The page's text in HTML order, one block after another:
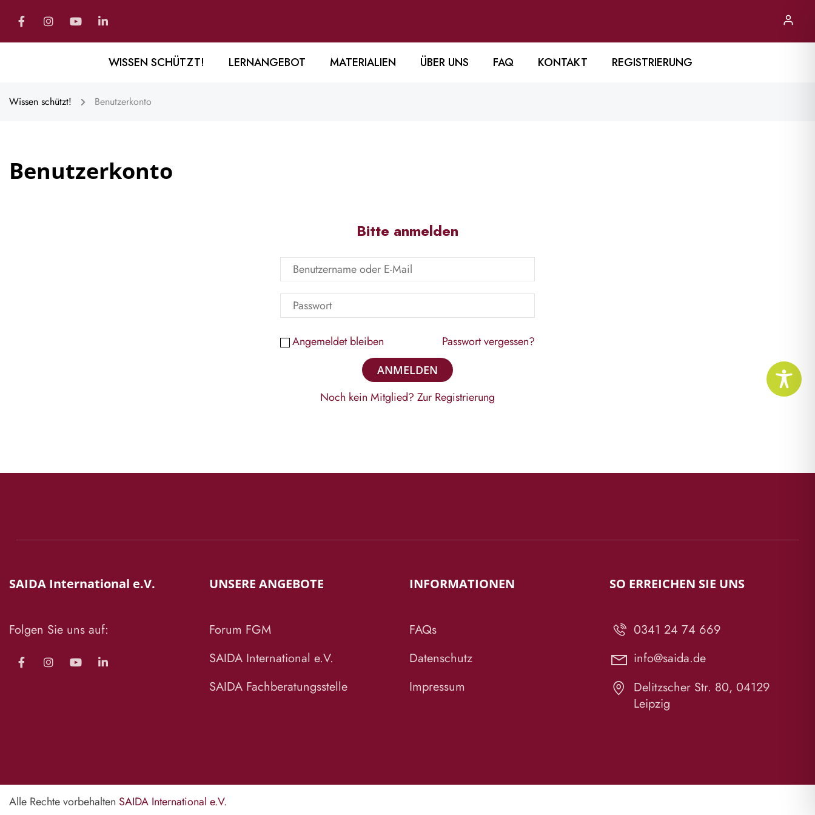
WISSEN SCHÜTZT! LERNANGEBOT MATERIALIEN ÜBER UNS FAQ KONTAKT REGISTRIERUNG
Wissen schützt! Benutzerkonto
Benutzerkonto
Bitte anmelden
Passwort vergessen?
Angemeldet bleiben
Noch kein Mitglied? Zur Registrierung
SAIDA International e.V.
Folgen Sie uns auf:
UNSERE ANGEBOTE
Forum FGM
SAIDA International e.V.
SAIDA Fachberatungsstelle
INFORMATIONEN
FAQs
Datenschutz
Impressum
SO ERREICHEN SIE UNS
0341 24 74 669
info@saida.de
Delitzscher Str. 80, 04129
Leipzig
Alle Rechte vorbehalten SAIDA International e.V.